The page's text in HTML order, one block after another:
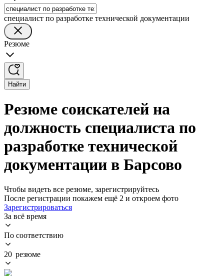
специалист по разработке технической документации
Резюме
Найти
Резюме соискателей на
должность специалиста по
разработке технической
документации в Барсово
Чтобы видеть все резюме, зарегистрируйтесь
После регистрации покажем ещё 2 и откроем фото
Зарегистрироваться
За всё время
По соответствию
20 резюме